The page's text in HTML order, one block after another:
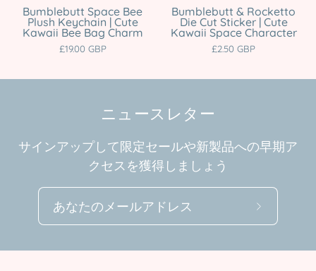
Bee
Bag
Charm
character
Bumblebutt Space Bee
Plush Keychain | Cute
Kawaii Bee Bag Charm
£19.00 GBP
Kawaii
Space
Character
character
Bumblebutt & Rocketto
Die Cut Sticker | Cute
Kawaii Space Character
£2.50 GBP
ニュースレター
サインアップして限定セールや新製品への早期ア
クセスを獲得しましょう
ニ
ー